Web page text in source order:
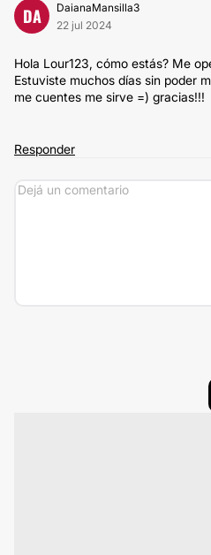
DA
DaianaMansilla3
22 jul 2024
Hola Lour123, cómo estás? Me
Estuviste muchos días sin poder
me cuentes me sirve =) gracias!!!
Responder